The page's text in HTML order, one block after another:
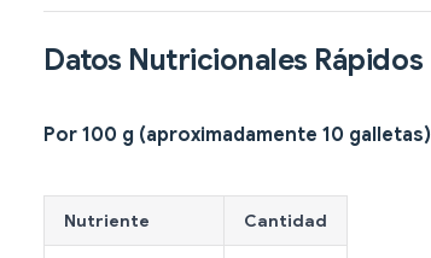
Datos Nutricionales Rápidos
Por 100 g (aproximadamente 10 galletas)
Nutriente Cantidad